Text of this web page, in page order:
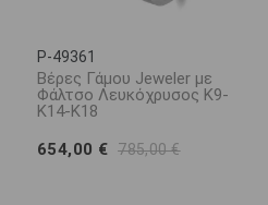
P-49361
Βέρες Γάμου Jeweler με
Φάλτσο Λευκόχρυσος Κ9-
Κ14-Κ18
654,00 € 785,00 €